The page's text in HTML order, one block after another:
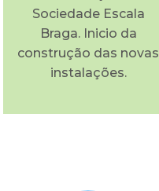
Sociedade Escala
Braga. Inicio da
construção das novas
instalações.